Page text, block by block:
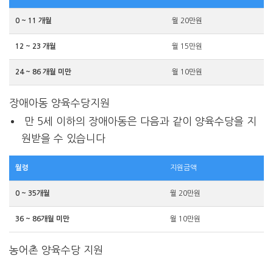
0 ~ 11 개월 월 20만원
12 ~ 23 개월 월 15만원
24 ~ 86 개월 미만 월 10만원
장애아동 양육수당지원
만 5세 이하의 장애아동은 다음과 같이 양육수당을 지
원받을 수 있습니다
월령 지원금액
0 ~ 35개월 월 20만원
36 ~ 86개월 미만 월 10만원
농어촌 양육수당 지원